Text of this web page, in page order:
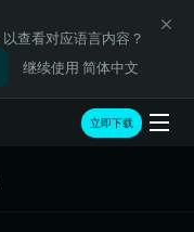
以查看对应语言内容？
继续使用 简体中文
立即下载